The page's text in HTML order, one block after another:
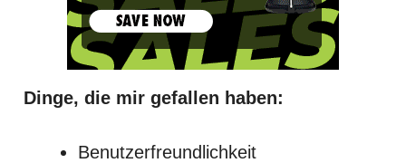
Dinge, die mir gefallen haben:
Benutzerfreundlichkeit